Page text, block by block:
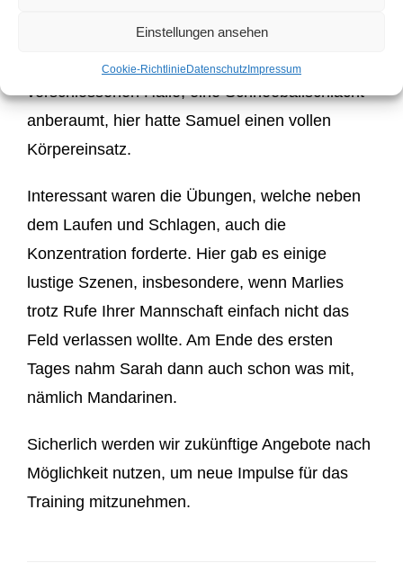
Einstellungen ansehen
Cookie-Richtlinie Datenschutz Impressum
Negative an diesem Wochenende. Kurzerhand
wurde am 2. Tag, wegen der noch
verschlossenen Halle, eine Schneeballschlacht
anberaumt, hier hatte Samuel einen vollen
Körpereinsatz.
Interessant waren die Übungen, welche neben
dem Laufen und Schlagen, auch die
Konzentration forderte. Hier gab es einige
lustige Szenen, insbesondere, wenn Marlies
trotz Rufe Ihrer Mannschaft einfach nicht das
Feld verlassen wollte. Am Ende des ersten
Tages nahm Sarah dann auch schon was mit,
nämlich Mandarinen.
Sicherlich werden wir zukünftige Angebote nach
Möglichkeit nutzen, um neue Impulse für das
Training mitzunehmen.